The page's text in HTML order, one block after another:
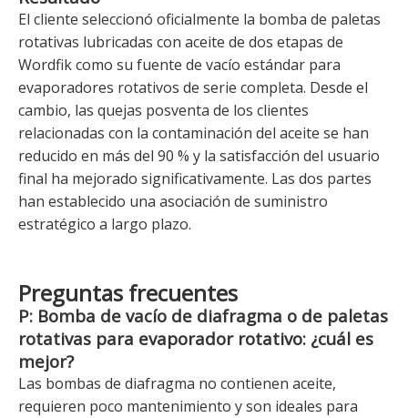
El cliente seleccionó oficialmente la bomba de paletas
rotativas lubricadas con aceite de dos etapas de
Wordfik como su fuente de vacío estándar para
evaporadores rotativos de serie completa. Desde el
cambio, las quejas posventa de los clientes
relacionadas con la contaminación del aceite se han
reducido en más del 90 % y la satisfacción del usuario
final ha mejorado significativamente. Las dos partes
han establecido una asociación de suministro
estratégico a largo plazo.
Preguntas frecuentes
P: Bomba de vacío de diafragma o de paletas
rotativas para evaporador rotativo: ¿cuál es
mejor?
Las bombas de diafragma no contienen aceite,
requieren poco mantenimiento y son ideales para